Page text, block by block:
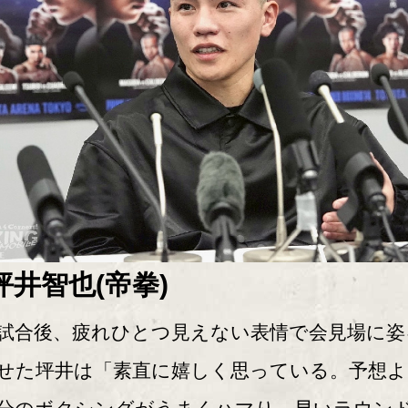
井智也(帝拳)
後、疲れひとつ見えない表情で会見場に
た坪井は「素直に嬉しく思っている。予想